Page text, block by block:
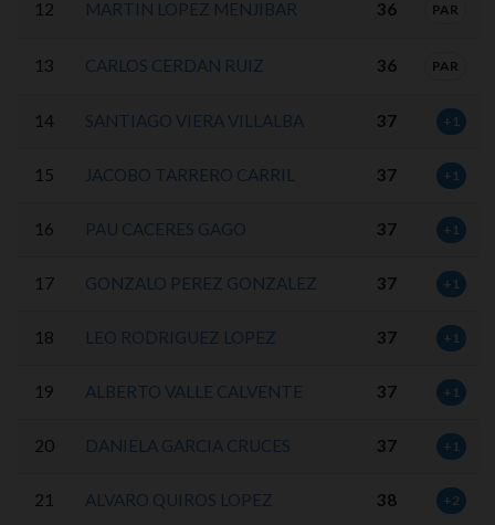
12 MARTIN LOPEZ MENJIBAR 36 PAR
13 CARLOS CERDAN RUIZ 36 PAR
14 SANTIAGO VIERA VILLALBA 37 +1
15 JACOBO TARRERO CARRIL 37 +1
16 PAU CACERES GAGO 37 +1
17 GONZALO PEREZ GONZALEZ 37 +1
18 LEO RODRIGUEZ LOPEZ 37 +1
19 ALBERTO VALLE CALVENTE 37 +1
20 DANIELA GARCIA CRUCES 37 +1
21 ALVARO QUIROS LOPEZ 38 +2